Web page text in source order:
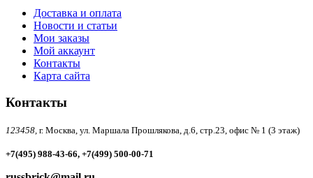
Доставка и оплата
Новости и статьи
Мои заказы
Мой аккаунт
Контакты
Карта сайта
Контакты
123458, г. Москва, ул. Маршала Прошлякова, д.6, стр.23, офис № 1 (3 этаж)
+7(495) 988-43-66, +7(499) 500-00-71